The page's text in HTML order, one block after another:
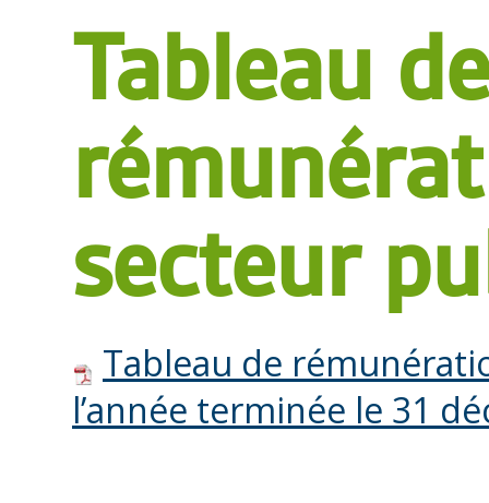
Tableau de
secteur
Tableau de
l’année terminée le 31